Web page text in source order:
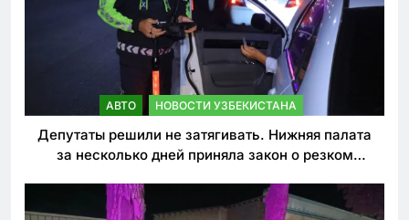
АВТО НОВОСТИ УЗБЕКИСТАНА
Депутаты решили не затягивать. Нижняя палата
за несколько дней приняла закон о резком